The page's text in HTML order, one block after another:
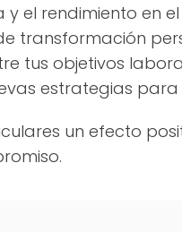
el rendimiento en
transformación
tus objetivos
estrategias
un efecto